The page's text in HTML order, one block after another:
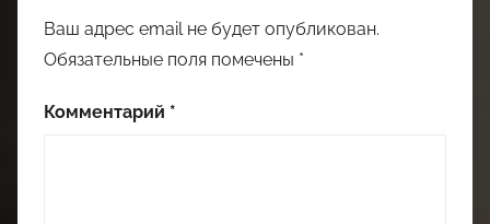
Ваш адрес email не будет опубликован.
Обязательные поля помечены *
Комментарий *